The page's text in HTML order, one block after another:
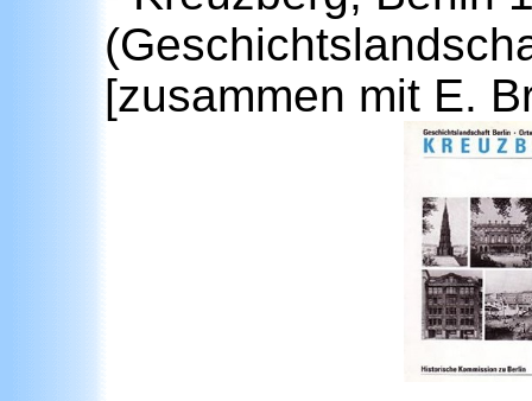
[zusammen mit E.